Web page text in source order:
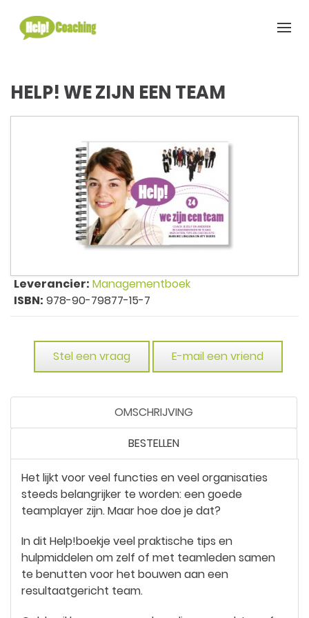
HELP! WE ZIJN EEN TEAM
Leverancier: Managementboek
ISBN: 978-90-79877-15-7
Stel een vraag E-mail een vriend
OMSCHRIJVING
BESTELLEN
Het lijkt voor veel functies en veel organisaties
steeds belangrijker te worden: een goede
teamplayer zijn. Maar hoe doe je dat?
In dit Help!boekje veel praktische tips en
hulpmiddelen om zelf of met teamleden samen
te benutten voor het bouwen aan een
resultaatgericht team.